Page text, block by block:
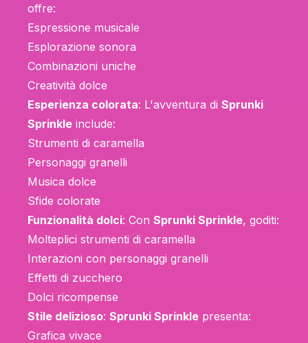
offre:
Espressione musicale
Esplorazione sonora
Combinazioni uniche
Creatività dolce
Esperienza colorata: L'avventura di Sprunki
Sprinkle include:
Strumenti di caramella
Personaggi granelli
Musica dolce
Sfide colorate
Funzionalità dolci: Con Sprunki Sprinkle, goditi:
Molteplici strumenti di caramella
Interazioni con personaggi granelli
Effetti di zucchero
Dolci ricompense
Stile delizioso: Sprunki Sprinkle presenta:
Grafica vivace